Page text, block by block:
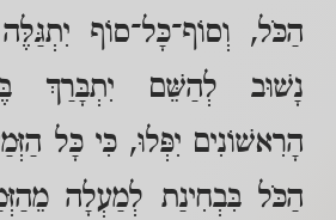
הַכֹּל, וְסוֹף־כָּל־סוֹף
נָשׁוּב לְהַשֵּׁם יִתְבָּרַךְ
הָרִאשׁוֹנִים יִפְּלוּ, כִּי כָּל
הַכֹּל בִּבְחִינַת לְמַעְלָה